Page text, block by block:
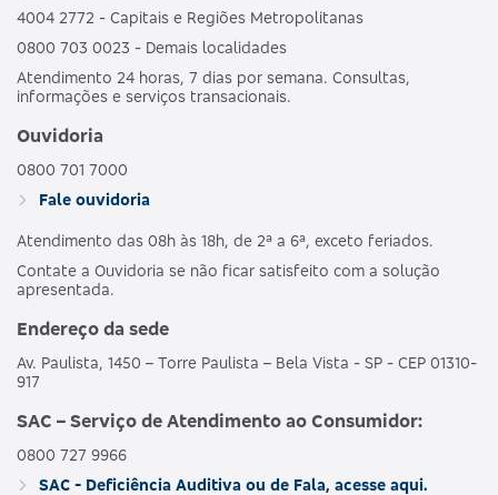
4004 2772 - Capitais e Regiões Metropolitanas
0800 703 0023 - Demais localidades
Atendimento 24 horas, 7 dias por semana. Consultas,
informações e serviços transacionais.
Ouvidoria
0800 701 7000
Fale ouvidoria
Atendimento das 08h às 18h, de 2ª a 6ª, exceto feriados.
Contate a Ouvidoria se não ficar satisfeito com a solução
apresentada.
Endereço da sede
Av. Paulista, 1450 – Torre Paulista – Bela Vista - SP - CEP 01310-
917
SAC – Serviço de Atendimento ao Consumidor:
0800 727 9966
SAC - Deficiência Auditiva ou de Fala, acesse aqui.